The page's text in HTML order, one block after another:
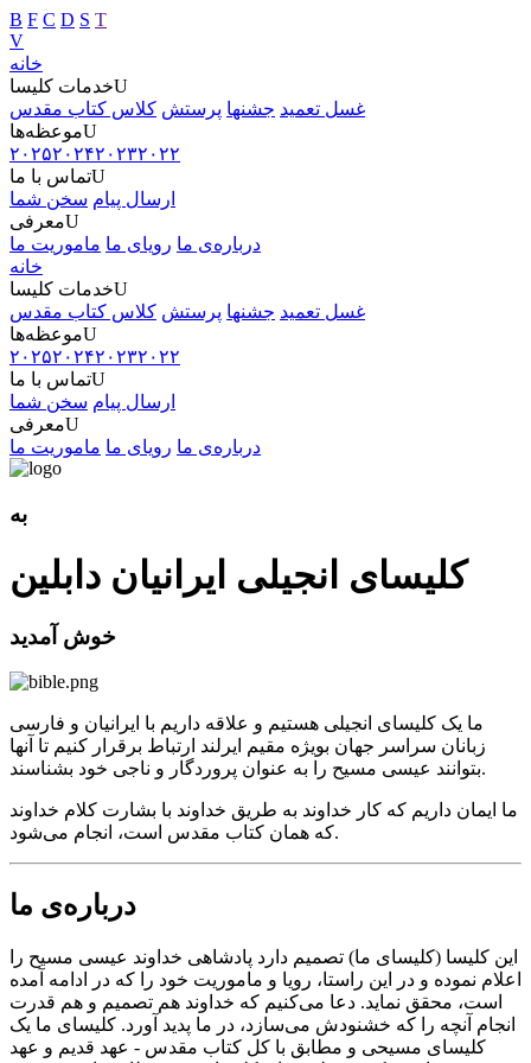
B F C D S T
V
خانه
خدمات کلیساU
غسل تعمید جشنها پرستش کلاس کتاب مقدس
موعظه‌هاU
۲۰۲۵۲۰۲۴۲۰۲۳۲۰۲۲
تماس با ماU
ارسال پیام سخن شما
معرفیU
درباره‌ی ما رویای ما ماموریت ما
خانه
خدمات کلیساU
غسل تعمید جشنها پرستش کلاس کتاب مقدس
موعظه‌هاU
۲۰۲۵۲۰۲۴۲۰۲۳۲۰۲۲
تماس با ماU
ارسال پیام سخن شما
معرفیU
درباره‌ی ما رویای ما ماموریت ما
به
کلیسای انجیلی ایرانیان دابلین
خوش آمدید
ما یک کلیسای انجیلی هستیم و علاقه داریم با ایرانیان و فارسی
زبانان سراسر جهان بویژه مقیم ایرلند ارتباط برقرار کنیم تا آنها
بتوانند عیسی مسیح را به عنوان پروردگار و ناجی خود بشناسند.
ما ایمان داریم که کار خداوند به طریق خداوند با بشارت کلام خداوند
که همان کتاب مقدس است، انجام می‌شود.
درباره‌ی ما
این کلیسا (کلیسای ما) تصمیم دارد پادشاهی خداوند عیسی مسیح را
اعلام نموده و در این راستا، رویا و ماموریت خود را که در ادامه آمده
است، محقق نماید. دعا می‌کنیم که خداوند هم تصمیم و هم قدرت
انجام آنچه را که خشنودش می‌سازد، در ما پدید آورد. کلیسای ما یک
کلیسای مسیحی و مطابق با کل کتاب مقدس - عهد قدیم و عهد